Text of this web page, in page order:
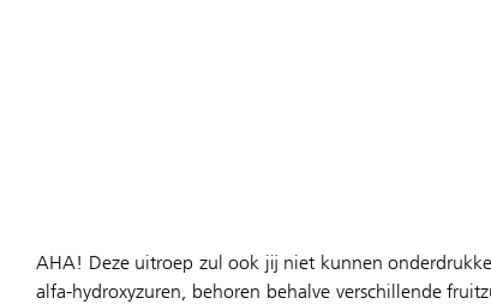
AHA! Deze uitroep zul ook jij niet kunnen
alfa-hydroxyzuren, behoren behalve verschillende